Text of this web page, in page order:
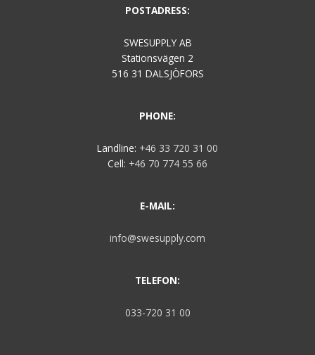
POSTADRESS:
SWESUPPLY AB
Stationsvägen 2
516 31 DALSJÖFORS
PHONE:
Landline: +46 33 720 31 00
Cell: +46 70 774 55 66
E-MAIL:
info@swesupply.com
TELEFON:
033-720 31 00